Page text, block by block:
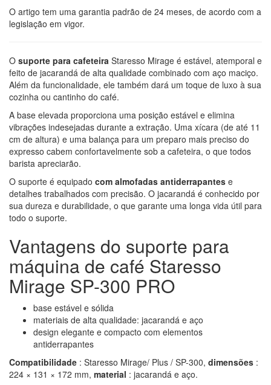
O artigo tem uma garantia padrão de 24 meses, de acordo com a
legislação em vigor.
O suporte para cafeteira Staresso Mirage é estável, atemporal e
feito de jacarandá de alta qualidade combinado com aço maciço.
Além da funcionalidade, ele também dará um toque de luxo à sua
cozinha ou cantinho do café.
A base elevada proporciona uma posição estável e elimina
vibrações indesejadas durante a extração. Uma xícara (de até 11
cm de altura) e uma balança para um preparo mais preciso do
expresso cabem confortavelmente sob a cafeteira, o que todos
barista apreciarão.
O suporte é equipado com almofadas antiderrapantes e
detalhes trabalhados com precisão. O jacarandá é conhecido por
sua dureza e durabilidade, o que garante uma longa vida útil para
todo o suporte.
Vantagens do suporte para
máquina de café Staresso
Mirage SP-300 PRO
base estável e sólida
materiais de alta qualidade: jacarandá e aço
design elegante e compacto com elementos
antiderrapantes
Compatibilidade : Staresso Mirage/ Plus / SP-300, dimensões :
224 × 131 × 172 mm, material : jacarandá e aço.